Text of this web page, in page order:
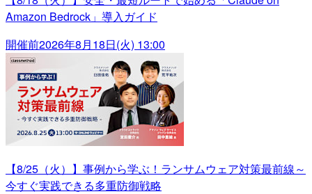
Amazon Bedrock」導入ガイド
開催前2026年8月18日(火) 13:00
【8/25（火）】事例から学ぶ！ランサムウェア対策最前線～
今すぐ実践できる多重防御戦略